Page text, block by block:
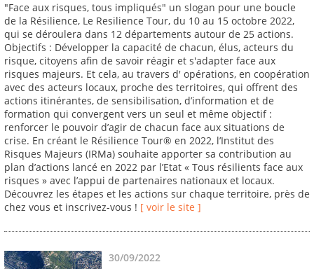
"Face aux risques, tous impliqués" un slogan pour une boucle
de la Résilience, Le Resilience Tour, du 10 au 15 octobre 2022,
qui se déroulera dans 12 départements autour de 25 actions.
Objectifs : Développer la capacité de chacun, élus, acteurs du
risque, citoyens afin de savoir réagir et s'adapter face aux
risques majeurs. Et cela, au travers d' opérations, en coopération
avec des acteurs locaux, proche des territoires, qui offrent des
actions itinérantes, de sensibilisation, d’information et de
formation qui convergent vers un seul et même objectif :
renforcer le pouvoir d’agir de chacun face aux situations de
crise. En créant le Résilience Tour® en 2022, l’Institut des
Risques Majeurs (IRMa) souhaite apporter sa contribution au
plan d’actions lancé en 2022 par l’Etat « Tous résilients face aux
risques » avec l’appui de partenaires nationaux et locaux.
Découvrez les étapes et les actions sur chaque territoire, près de
chez vous et inscrivez-vous ! [ voir le site ]
30/09/2022